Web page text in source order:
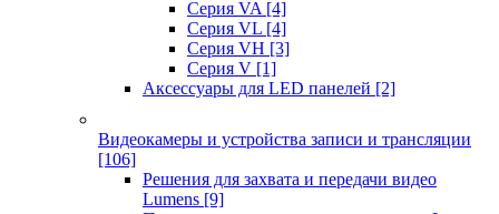
Серия VA [4]
Серия VL [4]
Серия VH [3]
Серия V [1]
Аксессуары для LED панелей [2]
Видеокамеры и устройства записи и трансляции
[106]
Решения для захвата и передачи видео
Lumens [9]